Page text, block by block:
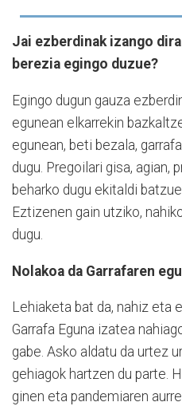
Jai ezberdinak izango
berezia egingo duzue?
Egingo dugun gauza
egunean elkarrekin
egunean, beti bezala,
dugu. Pregoilari gisa, agian,
beharko dugu ekitaldi
Eztizenen gain utziko,
dugu.
Nolakoa da Garrafaren
Lehiaketa bat da, nahiz eta
Garrafa Eguna izatea
gabe. Asko aldatu da urtez
gehiagok hartzen du parte.
ginen eta pandemiaren